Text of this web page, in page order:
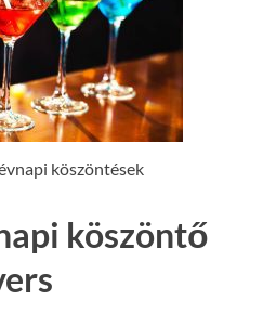
köszöntések
köszöntő